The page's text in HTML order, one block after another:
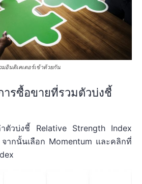
มอินดิเคเตอร์เข้าด้วยกัน
ารซื้อขายที่รวมตัวบ่งชี้
ตัวบ่งชี้ Relative Strength Index
ากนั้นเลือก Momentum และคลิกที่